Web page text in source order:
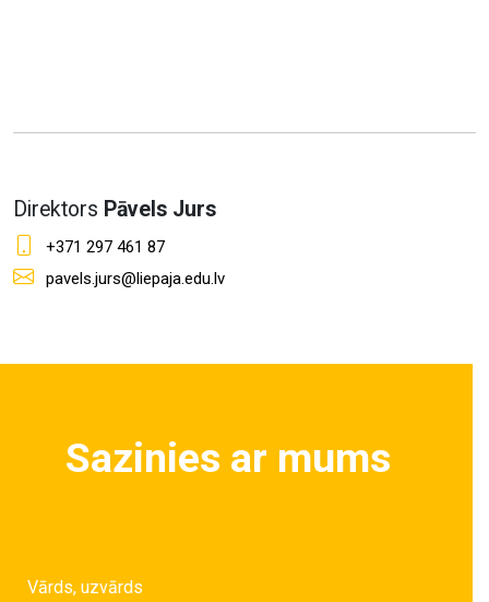
Direktors Pāvels Jurs
+371 297 461 87
pavels.jurs@liepaja.edu.lv
Sazinies ar mums